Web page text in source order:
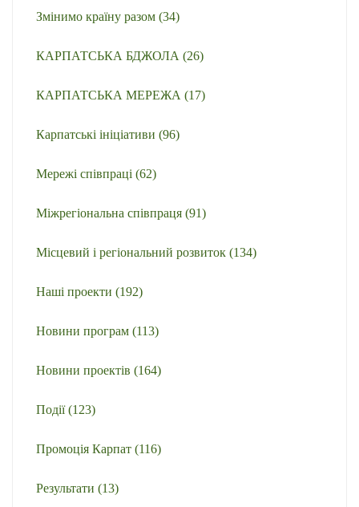
Змінимо країну разом (34)
КАРПАТСЬКА БДЖОЛА (26)
КАРПАТСЬКА МЕРЕЖА (17)
Карпатські ініціативи (96)
Мережі співпраці (62)
Міжрегіональна співпраця (91)
Місцевий і регіональний розвиток (134)
Наші проекти (192)
Новини програм (113)
Новини проектів (164)
Події(123)
Промоція Карпат (116)
Результати (13)